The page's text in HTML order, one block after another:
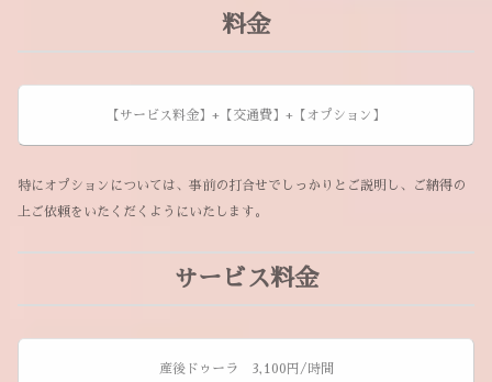
料金
【サービス料金】+【交通費】+【オプション】
特にオプションについては、事前の打合せでしっかりとご説明し、ご納得の
上ご依頼をいたくだくようにいたします。
サービス料金
産後ドゥーラ 3,100円/時間